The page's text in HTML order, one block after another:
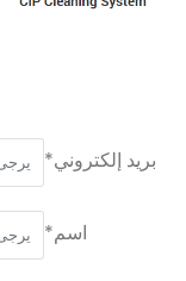
بريد إلكتروني*
اسم*